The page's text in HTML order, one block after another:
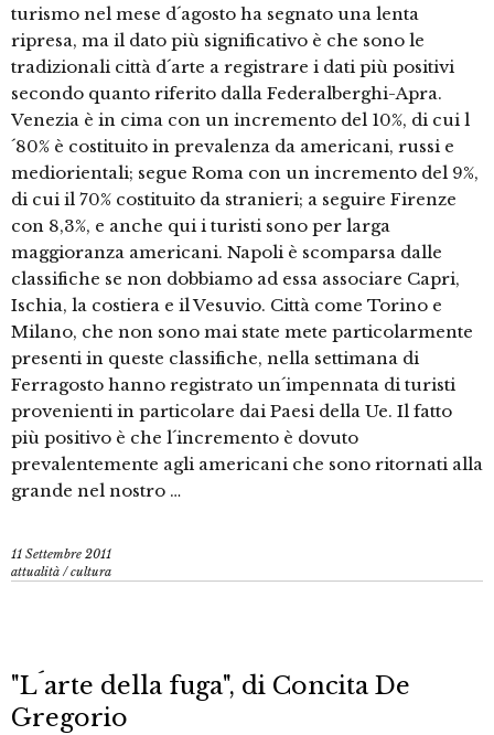
turismo nel mese d´agosto ha segnato una lenta
ripresa, ma il dato più significativo è che sono le
tradizionali città d´arte a registrare i dati più positivi
secondo quanto riferito dalla Federalberghi-Apra.
Venezia è in cima con un incremento del 10%, di cui l
´80% è costituito in prevalenza da americani, russi e
mediorientali; segue Roma con un incremento del 9%,
di cui il 70% costituito da stranieri; a seguire Firenze
con 8,3%, e anche qui i turisti sono per larga
maggioranza americani. Napoli è scomparsa dalle
classifiche se non dobbiamo ad essa associare Capri,
Ischia, la costiera e il Vesuvio. Città come Torino e
Milano, che non sono mai state mete particolarmente
presenti in queste classifiche, nella settimana di
Ferragosto hanno registrato un´impennata di turisti
provenienti in particolare dai Paesi della Ue. Il fatto
più positivo è che l´incremento è dovuto
prevalentemente agli americani che sono ritornati alla
grande nel nostro …
11 Settembre 2011
attualità /cultura
"L´arte della fuga", di Concita De
Gregorio